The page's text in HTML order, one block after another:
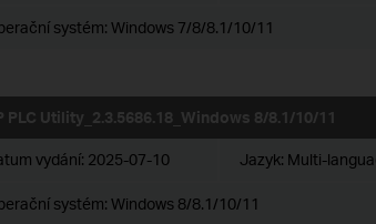
systém: Windows 7/8/8.1/10/11
PLC Utility_2.3.5686.18_Windows 8/8.1/10/11
vydání: 2025-07-10 Jazyk: Multi-
systém: Windows 8/8.1/10/11